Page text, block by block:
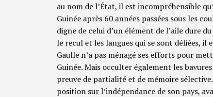
au nom de l’État, il est incompréhensible
Guinée après 60 années passées sous les
digne de celui d’un élément de l’aile dure
le recul et les langues qui se sont déliées, il
Gaulle n’a pas ménagé ses efforts pour
Guinée. Mais occulter également les
preuve de partialité et de mémoire
position sur l’indépendance de son pays,